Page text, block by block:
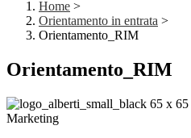
Home >
Orientamento in entrata >
Orientamento_RIM
Orientamento_RIM
Marketing